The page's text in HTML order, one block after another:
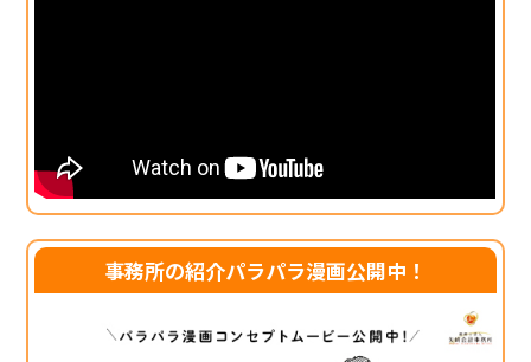
事務所の紹介パラパラ漫画公開中！